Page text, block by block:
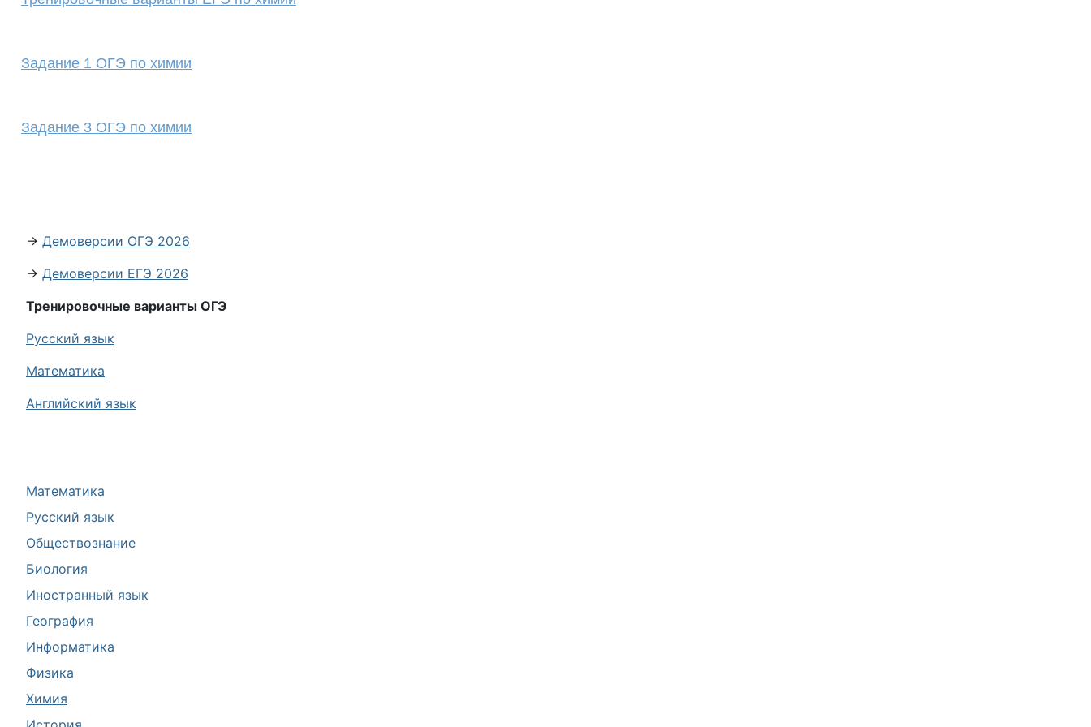
Математика
Русский язык
Обществознание
Биология
Иностранный язык
География
Информатика
Физика
Химия
Задание 1 ОГЭ по химии
Задание 3 ОГЭ по химии
→ Демоверсии ОГЭ 2026
→ Демоверсии ЕГЭ 2026
Тренировочные варианты ОГЭ
Русский язык
Математика
Английский язык